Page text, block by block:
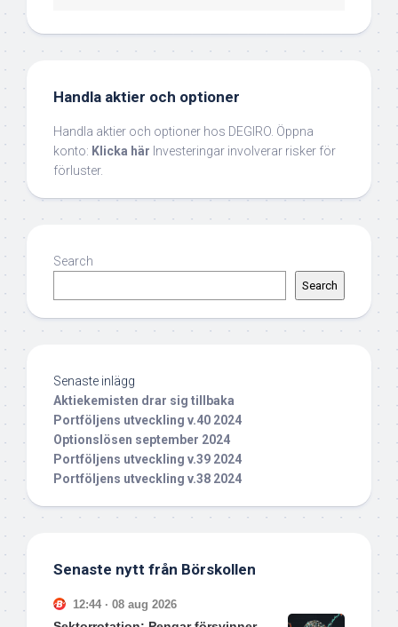
Handla aktier och optioner
Handla aktier och optioner hos DEGIRO. Öppna
konto: Klicka här Investeringar involverar risker för
förluster.
Search
Search
Senaste inlägg
Aktiekemisten drar sig tillbaka
Portföljens utveckling v.40 2024
Optionslösen september 2024
Portföljens utveckling v.39 2024
Portföljens utveckling v.38 2024
Senaste nytt från Börskollen
12:44 · 08 aug 2026